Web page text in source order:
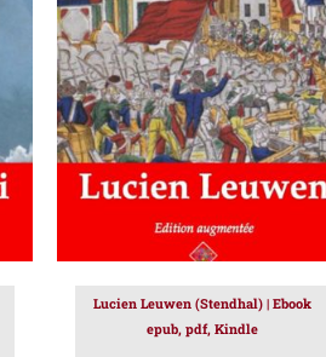
AJOUTER AU PANIER
/
DÉTAILS
Lucien Leuwen (Stendhal) | Ebook
epub, pdf, Kindle